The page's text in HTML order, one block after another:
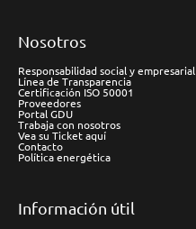
Nosotros
Responsabilidad social y empresarial
Línea de Transparencia
Certificación ISO 50001
Proveedores
Portal GDU
Trabaja con nosotros
Vea su Ticket aquí
Contacto
Política energética
Información útil